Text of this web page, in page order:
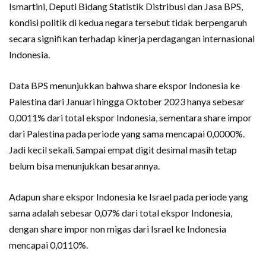
Ismartini, Deputi Bidang Statistik Distribusi dan Jasa BPS,
kondisi politik di kedua negara tersebut tidak berpengaruh
secara signifikan terhadap kinerja perdagangan internasional
Indonesia.
Data BPS menunjukkan bahwa share ekspor Indonesia ke
Palestina dari Januari hingga Oktober 2023 hanya sebesar
0,0011% dari total ekspor Indonesia, sementara share impor
dari Palestina pada periode yang sama mencapai 0,0000%.
Jadi kecil sekali. Sampai empat digit desimal masih tetap
belum bisa menunjukkan besarannya.
Adapun share ekspor Indonesia ke Israel pada periode yang
sama adalah sebesar 0,07% dari total ekspor Indonesia,
dengan share impor non migas dari Israel ke Indonesia
mencapai 0,0110%.